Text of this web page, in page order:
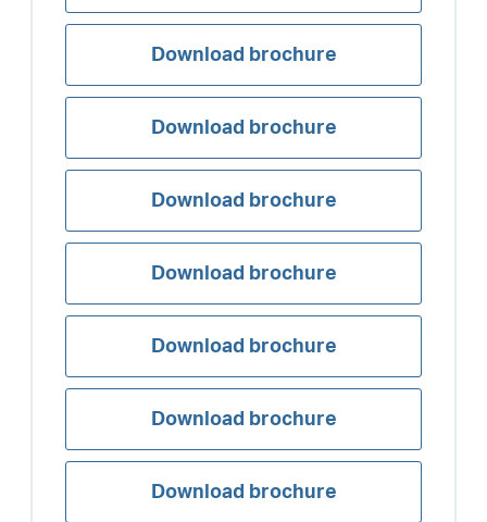
Download brochure
Download brochure
Download brochure
Download brochure
Download brochure
Download brochure
Download brochure